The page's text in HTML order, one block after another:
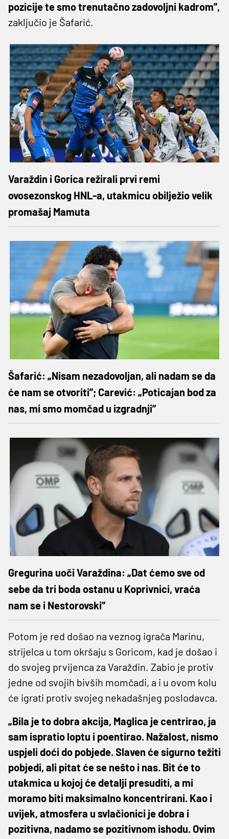
pozicije te smo trenutačno zadovoljni kadrom”,
zaključio je Šafarić.
Varaždin i Gorica režirali prvi remi
ovosezonskog HNL-a, utakmicu obilježio velik
promašaj Mamuta
Šafarić: „Nisam nezadovoljan, ali nadam se da
će nam se otvoriti”; Carević: „Poticajan bod za
nas, mi smo momčad u izgradnji”
Gregurina uoči Varaždina: „Dat ćemo sve od
sebe da tri boda ostanu u Koprivnici, vraća
nam se i Nestorovski”
Potom je red došao na veznog igrača Marinu,
strijelca u tom okršaju s Goricom, kad je došao i
do svojeg prvijenca za Varaždin. Zabio je protiv
jedne od svojih bivših momčadi, a i u ovom kolu
će igrati protiv svojeg nekadašnjeg poslodavca.
„Bila je to dobra akcija, Maglica je centrirao, ja
sam ispratio loptu i poentirao. Nažalost, nismo
uspjeli doći do pobjede. Slaven će sigurno težiti
pobjedi, ali pitat će se nešto i nas. Bit će to
utakmica u kojoj će detalji presuditi, a mi
moramo biti maksimalno koncentrirani. Kao i
uvijek, atmosfera u svlačionici je dobra i
pozitivna, nadamo se pozitivnom ishodu. Ovim